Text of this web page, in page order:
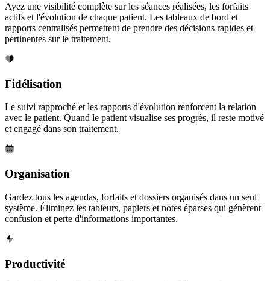
Ayez une visibilité complète sur les séances réalisées, les forfaits
actifs et l'évolution de chaque patient. Les tableaux de bord et
rapports centralisés permettent de prendre des décisions rapides et
pertinentes sur le traitement.
Fidélisation
Le suivi rapproché et les rapports d'évolution renforcent la relation
avec le patient. Quand le patient visualise ses progrès, il reste motivé
et engagé dans son traitement.
Organisation
Gardez tous les agendas, forfaits et dossiers organisés dans un seul
système. Éliminez les tableurs, papiers et notes éparses qui génèrent
confusion et perte d'informations importantes.
Productivité